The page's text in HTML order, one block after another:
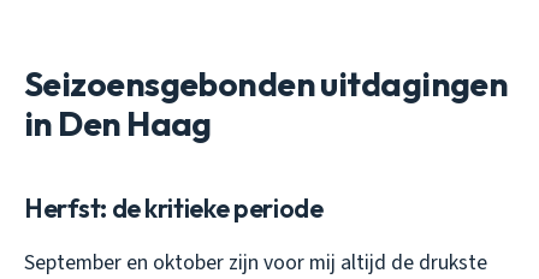
Seizoensgebonden uitdagingen
in Den Haag
Herfst: de kritieke periode
September en oktober zijn voor mij altijd de drukste